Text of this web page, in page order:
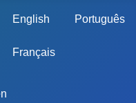
English Português
Français